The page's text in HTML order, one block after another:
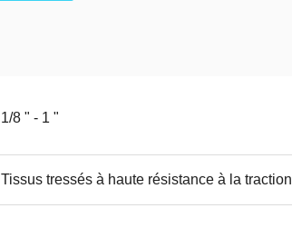
1/8 " - 1 "
Tissus tressés à haute résistance à la traction